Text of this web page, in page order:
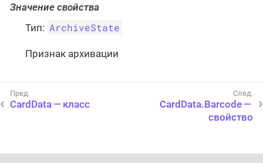
Значение свойства
Тип: ArchiveState
Признак архивации
CardData — класс
CardData.Barcode —
свойство